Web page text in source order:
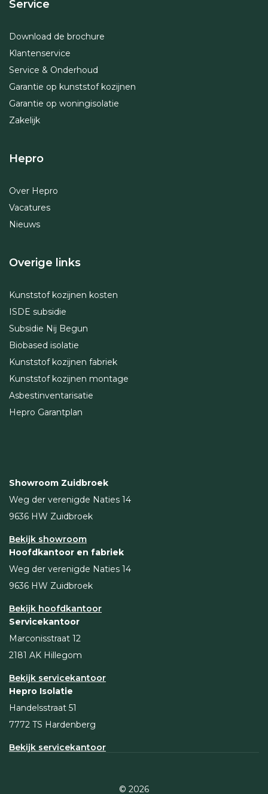
Service
Download de brochure
Klantenservice
Service & Onderhoud
Garantie op kunststof kozijnen
Garantie op woningisolatie
Zakelijk
Hepro
Over Hepro
Vacatures
Nieuws
Overige links
Kunststof kozijnen kosten
ISDE subsidie
Subsidie Nij Begun
Biobased isolatie
Kunststof kozijnen fabriek
Kunststof kozijnen montage
Asbestinventarisatie
Hepro Garantplan
Showroom Zuidbroek
Weg der verenigde Naties 14
9636 HW Zuidbroek
Bekijk showroom
Hoofdkantoor en fabriek
Weg der verenigde Naties 14
9636 HW Zuidbroek
Bekijk hoofdkantoor
Servicekantoor
Marconisstraat 12
2181 AK Hillegom
Bekijk servicekantoor
Hepro Isolatie
Handelsstraat 51
7772 TS Hardenberg
Bekijk servicekantoor
© 2026